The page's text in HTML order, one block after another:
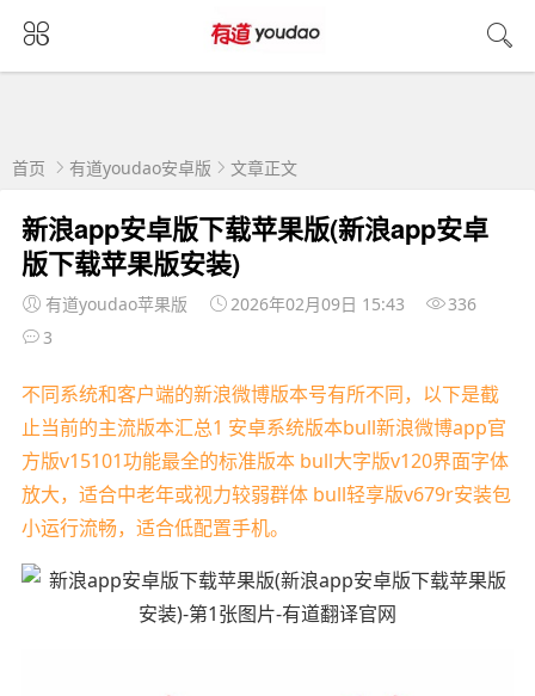
首页 有道youdao安卓版 文章正文
新浪app安卓版下载苹果版(新浪app安卓
版下载苹果版安装)
有道youdao苹果版 2026年02月09日 15:43
336
3
不同系统和客户端的新浪微博版本号有所不同，以下是截
止当前的主流版本汇总1 安卓系统版本bull新浪微博app官
方版v15101功能最全的标准版本 bull大字版v120界面字体
放大，适合中老年或视力较弱群体 bull轻享版v679r安装包
小运行流畅，适合低配置手机。